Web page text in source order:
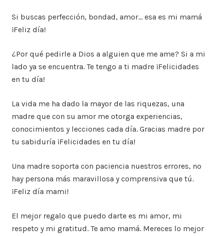
Si buscas perfección, bondad, amor… esa es mi mamá
¡Feliz día!
¿Por qué pedirle a Dios a alguien que me ame? Si a mi
lado ya se encuentra. Te tengo a ti madre ¡Felicidades
en tu día!
La vida me ha dado la mayor de las riquezas, una
madre que con su amor me otorga experiencias,
conocimientos y lecciones cada día. Gracias madre por
tu sabiduría ¡Felicidades en tu día!
Una madre soporta con paciencia nuestros errores, no
hay persona más maravillosa y comprensiva que tú.
¡Feliz día mami!
El mejor regalo que puedo darte es mi amor, mi
respeto y mi gratitud. Te amo mamá. Mereces lo mejor